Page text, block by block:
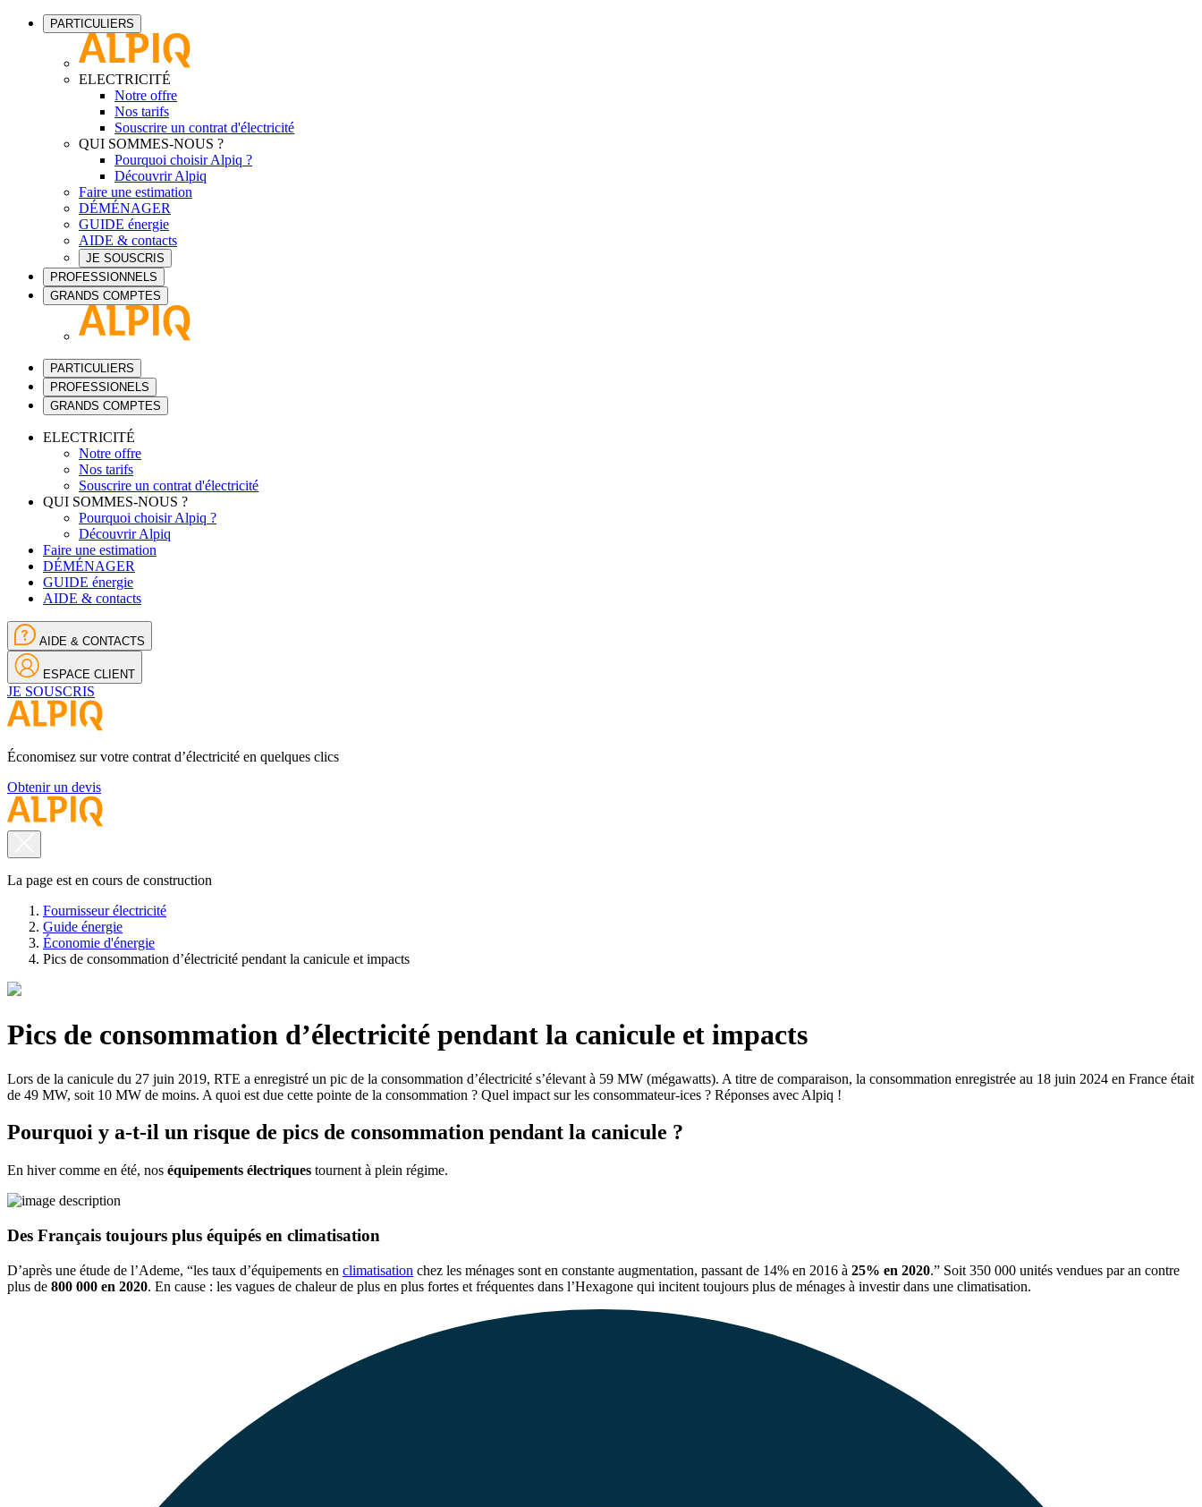
PARTICULIERS
ELECTRICITÉ
Notre offre
Nos tarifs
Souscrire un contrat d'électricité
QUI SOMMES-NOUS ?
Pourquoi choisir Alpiq ?
Découvrir Alpiq
Faire une estimation
DÉMÉNAGER
GUIDE énergie
AIDE & contacts
JE SOUSCRIS
PROFESSIONNELS
GRANDS COMPTES
PARTICULIERS
PROFESSIONELS
GRANDS COMPTES
ELECTRICITÉ
Notre offre
Nos tarifs
Souscrire un contrat d'électricité
QUI SOMMES-NOUS ?
Pourquoi choisir Alpiq ?
Découvrir Alpiq
Faire une estimation
DÉMÉNAGER
GUIDE énergie
AIDE & contacts
AIDE & CONTACTS
ESPACE CLIENT
JE SOUSCRIS
Économisez sur votre contrat d’électricité en quelques clics
Obtenir un devis
La page est en cours de construction
Fournisseur électricité
Guide énergie
Économie d'énergie
Pics de consommation d’électricité pendant la canicule et impacts
Pics de consommation d’électricité pendant la canicule et impacts
Lors de la canicule du 27 juin 2019, RTE a enregistré un pic de la consommation d’électricité s’élevant à 59 MW (mégawatts). A titre de comparaison, la consommation enregistrée au 18 juin 2024 en France était
de 49 MW, soit 10 MW de moins. A quoi est due cette pointe de la consommation ? Quel impact sur les consommateur-ices ? Réponses avec Alpiq !
Pourquoi y a-t-il un risque de pics de consommation pendant la canicule ?
En hiver comme en été, nos équipements électriques tournent à plein régime.
Des Français toujours plus équipés en climatisation
D’après une étude de l’Ademe, “les taux d’équipements en climatisation chez les ménages sont en constante augmentation, passant de 14% en 2016 à 25% en 2020.” Soit 350 000 unités vendues par an contre
plus de 800 000 en 2020. En cause : les vagues de chaleur de plus en plus fortes et fréquentes dans l’Hexagone qui incitent toujours plus de ménages à investir dans une climatisation.